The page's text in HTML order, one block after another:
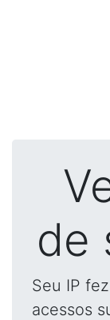
de
Seu IP
acessos